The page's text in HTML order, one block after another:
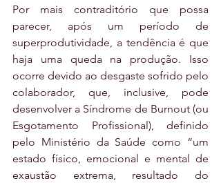
Por mais contraditório que possa
parecer, após um período de
superprodutividade, a tendência é que
haja uma queda na produção. Isso
ocorre devido ao desgaste sofrido pelo
colaborador, que, inclusive, pode
desenvolver a Síndrome de Burnout (ou
Esgotamento Profissional), definido
pelo Ministério da Saúde como “um
estado físico, emocional e mental de
exaustão extrema, resultado do